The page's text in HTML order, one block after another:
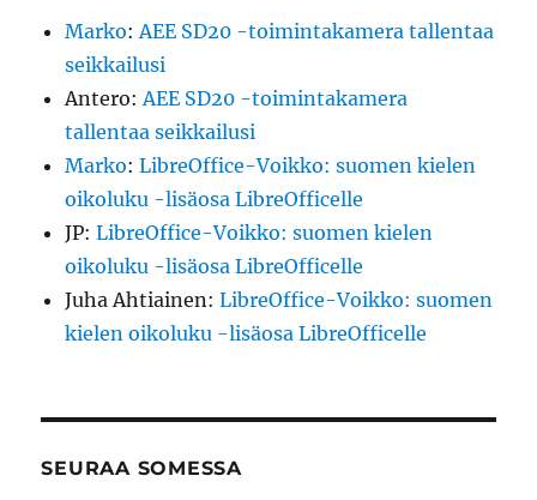
Marko:AEE SD20 -toimintakamera tallentaa
seikkailusi
Antero:AEE SD20 -toimintakamera
tallentaa seikkailusi
Marko:LibreOffice-Voikko: suomen kielen
oikoluku -lisäosa LibreOfficelle
JP:LibreOffice-Voikko: suomen kielen
oikoluku -lisäosa LibreOfficelle
Juha Ahtiainen:LibreOffice-Voikko: suomen
kielen oikoluku -lisäosa LibreOfficelle
SEURAA SOMESSA